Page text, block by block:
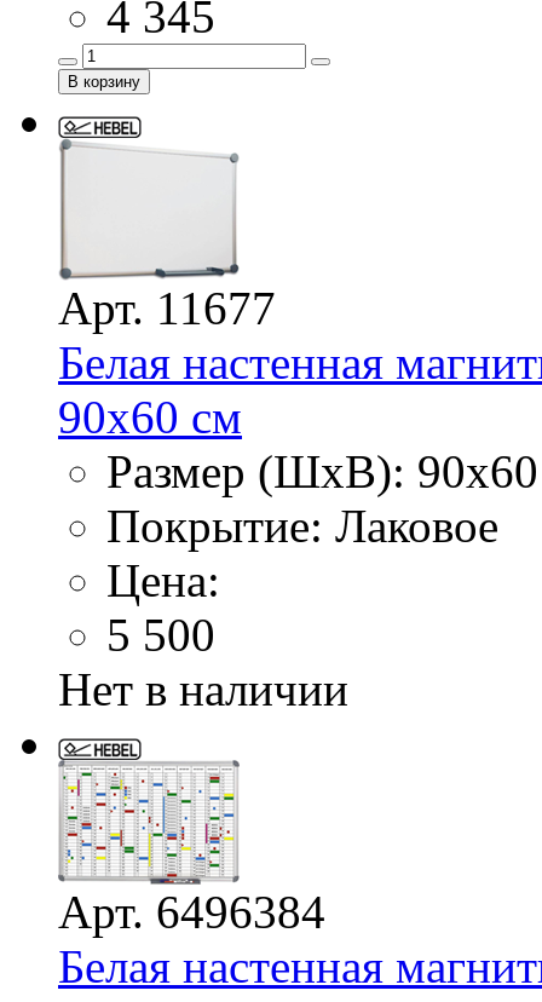
4 345
Арт. 11677
Белая настенная
90х60 см
Размер (ШхВ):
Покрытие: Лаковое
Цена:
5 500
Нет в наличии
Арт. 6496384
Белая настенная